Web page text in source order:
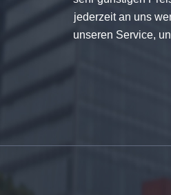
jederzeit an uns
unseren Service,